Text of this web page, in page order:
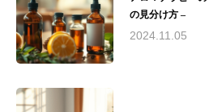
動： - アヤアルケ
育成 - 湘南和ハー
の見分け方 –
2024.11.05